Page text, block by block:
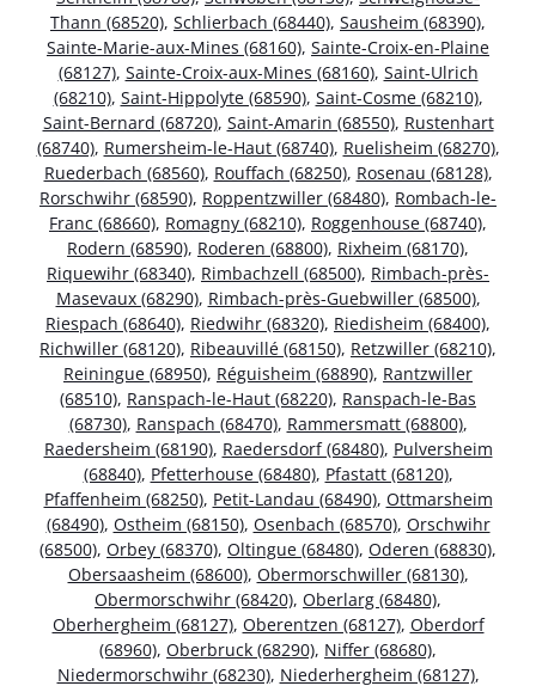
Thann (68520), Schlierbach (68440), Sausheim (68390),
Sainte-Marie-aux-Mines (68160), Sainte-Croix-en-Plaine
(68127), Sainte-Croix-aux-Mines (68160), Saint-Ulrich
(68210), Saint-Hippolyte (68590), Saint-Cosme (68210),
Saint-Bernard (68720), Saint-Amarin (68550), Rustenhart
(68740), Rumersheim-le-Haut (68740), Ruelisheim (68270),
Ruederbach (68560), Rouffach (68250), Rosenau (68128),
Rorschwihr (68590), Roppentzwiller (68480), Rombach-le-
Franc (68660), Romagny (68210), Roggenhouse (68740),
Rodern (68590), Roderen (68800), Rixheim (68170),
Riquewihr (68340), Rimbachzell (68500), Rimbach-près-
Masevaux (68290), Rimbach-près-Guebwiller (68500),
Riespach (68640), Riedwihr (68320), Riedisheim (68400),
Richwiller (68120), Ribeauvillé (68150), Retzwiller (68210),
Reiningue (68950), Réguisheim (68890), Rantzwiller
(68510), Ranspach-le-Haut (68220), Ranspach-le-Bas
(68730), Ranspach (68470), Rammersmatt (68800),
Raedersheim (68190), Raedersdorf (68480), Pulversheim
(68840), Pfetterhouse (68480), Pfastatt (68120),
Pfaffenheim (68250), Petit-Landau (68490), Ottmarsheim
(68490), Ostheim (68150), Osenbach (68570), Orschwihr
(68500), Orbey (68370), Oltingue (68480), Oderen (68830),
Obersaasheim (68600), Obermorschwiller (68130),
Obermorschwihr (68420), Oberlarg (68480),
Oberhergheim (68127), Oberentzen (68127), Oberdorf
(68960), Oberbruck (68290), Niffer (68680),
Niedermorschwihr (68230), Niederhergheim (68127),